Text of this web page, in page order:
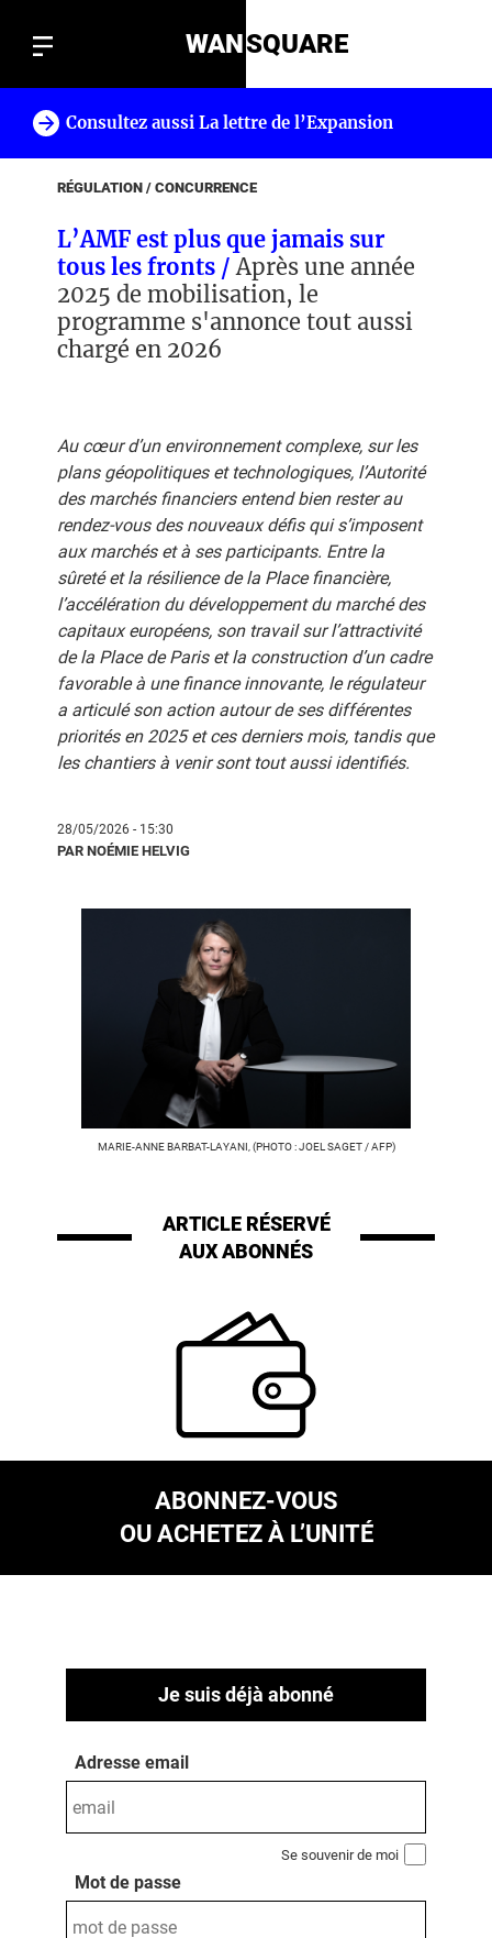
WANSQUARE
Consultez aussi La lettre de l’Expansion
RÉGULATION / CONCURRENCE
L’AMF est plus que jamais sur
tous les fronts /Après une année
2025 de mobilisation, le
programme s'annonce tout aussi
chargé en 2026
Au cœur d’un environnement complexe, sur les
plans géopolitiques et technologiques, l’Autorité
des marchés financiers entend bien rester au
rendez-vous des nouveaux défis qui s’imposent
aux marchés et à ses participants. Entre la
sûreté et la résilience de la Place financière,
l’accélération du développement du marché des
capitaux européens, son travail sur l’attractivité
de la Place de Paris et la construction d’un cadre
favorable à une finance innovante, le régulateur
a articulé son action autour de ses différentes
priorités en 2025 et ces derniers mois, tandis que
les chantiers à venir sont tout aussi identifiés.
28/05/2026 - 15:30
PAR NOÉMIE HELVIG
MARIE-ANNE BARBAT-LAYANI, (PHOTO : JOEL SAGET / AFP)
ARTICLE RÉSERVÉ
AUX ABONNÉS
ABONNEZ-VOUS
OU ACHETEZ À L’UNITÉ
Je suis déjà abonné
Adresse email
Se souvenir de moi
Mot de passe